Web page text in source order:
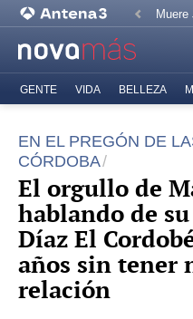
Muere
GENTE VIDA BELLEZA
EN EL PREGÓN DE
CÓRDOBA
El orgullo de
hablando de
Díaz El
años sin tener
relación